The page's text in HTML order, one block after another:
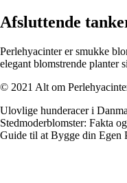
Afsluttende
Perlehyacinter er smukke
elegant blomstrende planter
© 2021 Alt om
Ulovlige hunderacer i
Stedmoderblomster: Fakta
Guide til at Bygge din Egen